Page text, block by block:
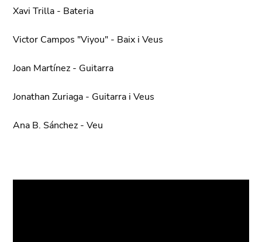
Xavi Trilla - Bateria
Victor Campos "Viyou" - Baix i Veus
Joan Martínez - Guitarra
Jonathan Zuriaga - Guitarra i Veus
Ana B. Sánchez - Veu